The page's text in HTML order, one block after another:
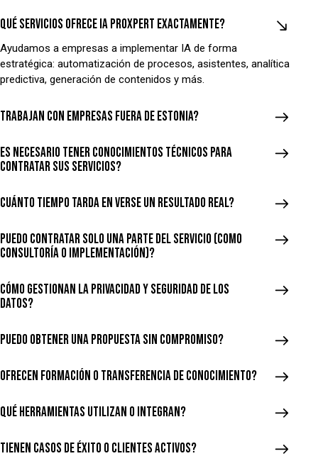
Qué servicios ofrece IA ProXpert exactamente?
Ayudamos a empresas a implementar IA de forma
estratégica: automatización de procesos, asistentes, analítica
predictiva, generación de contenidos y más.
Trabajan con empresas fuera de Estonia?
Es necesario tener conocimientos técnicos para
contratar sus servicios?
Cuánto tiempo tarda en verse un resultado real?
Puedo contratar solo una parte del servicio (como
consultoría o implementación)?
Cómo gestionan la privacidad y seguridad de los
datos?
Puedo obtener una propuesta sin compromiso?
Ofrecen formación o transferencia de conocimiento?
Qué herramientas utilizan o integran?
Tienen casos de éxito o clientes activos?